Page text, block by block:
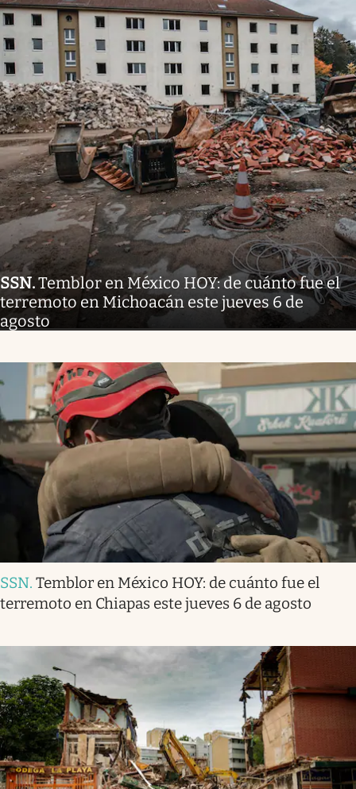
SSN.Temblor en México HOY: de cuánto fue el
terremoto en Michoacán este jueves 6 de
agosto
SSN. Temblor en México HOY: de cuánto fue el
terremoto en Chiapas este jueves 6 de agosto